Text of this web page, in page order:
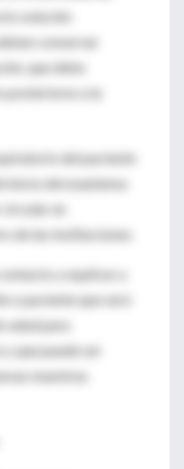
solución
conservar
que debe
posteriores a la
del paciente
inicio del exantema
en
de las instituciones.
y explicar a
o paciente que será
salud para
que puede ser
muestras